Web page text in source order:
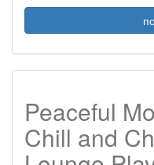
Peaceful
Chill and